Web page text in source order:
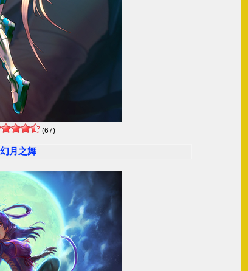
(67)
幻月之舞